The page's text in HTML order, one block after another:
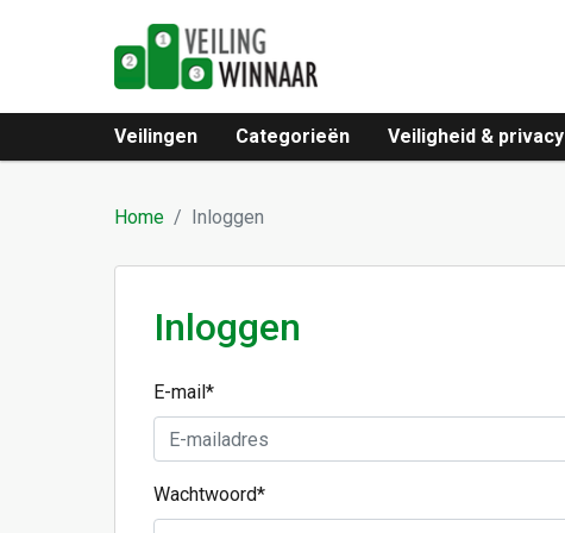
Veilingen Categorieën Veiligheid & privacy
Home Inloggen
Inloggen
E-mail*
Wachtwoord*